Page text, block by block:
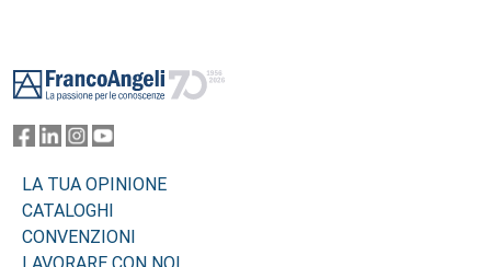
LA TUA OPINIONE
CATALOGHI
CONVENZIONI